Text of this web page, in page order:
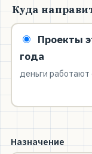
Куда
Проекты
года
деньги работают
Назначение